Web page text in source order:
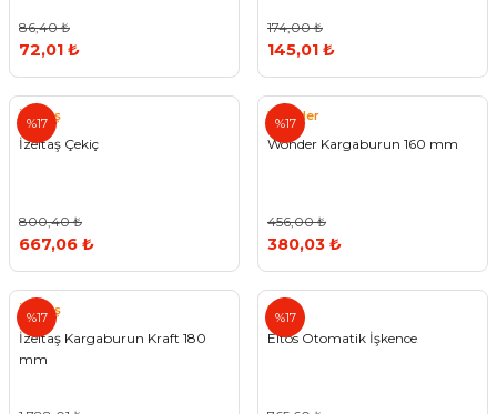
86,40 ₺
72,01 ₺
174,00 ₺
145,01 ₺
%17
İzeltaş
İzeltaş Çekiç
800,40 ₺
667,06 ₺
%17
Wonder
Wonder Kargaburun 160 mm
456,00 ₺
380,03 ₺
%17
İzeltaş
İzeltaş Kargaburun Kraft 180
mm
%17
Eltos
Eltos Otomatik İşkence